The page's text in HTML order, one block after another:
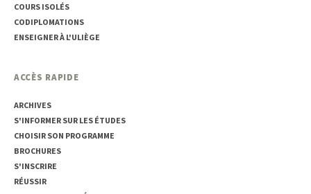
COURS ISOLÉS
CODIPLOMATIONS
ENSEIGNER À L'ULIÈGE
ACCÈS RAPIDE
ARCHIVES
S'INFORMER SUR LES ÉTUDES
CHOISIR SON PROGRAMME
BROCHURES
S'INSCRIRE
RÉUSSIR